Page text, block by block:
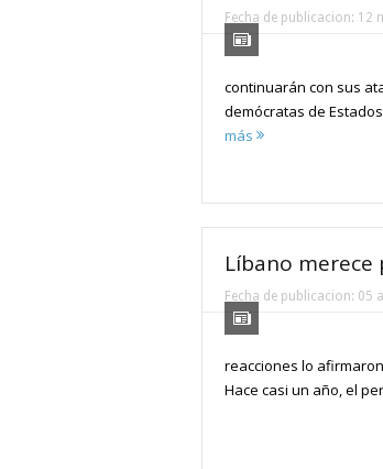
Fecha de publicacion: 12
continuarán con sus
demócratas de
más
Líbano merece
Fecha de publicacion: 05
reacciones lo
Hace casi un año, el